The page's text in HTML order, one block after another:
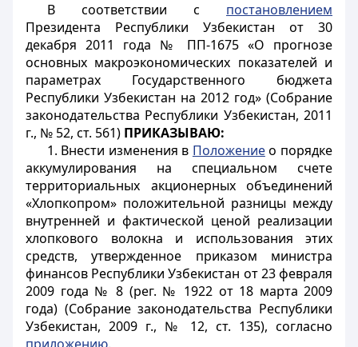
В соответствии с постановлением
Президента Республики Узбекистан от 30
декабря 2011 года № ПП-1675 «О прогнозе
основных макроэкономических показателей и
параметрах Государственного бюджета
Республики Узбекистан на 2012 год» (Собрание
законодательства Республики Узбекистан, 2011
г., № 52, ст. 561) ПРИКАЗЫВАЮ:
1. Внести изменения в Положениео порядке
аккумулирования на специальном счете
территориальных акционерных объединений
«Хлопкопром» положительной разницы между
внутренней и фактической ценой реализации
хлопкового волокна и использования этих
средств, утвержденное приказом министра
финансов Республики Узбекистан от 23 февраля
2009 года № 8 (рег. № 1922 от 18 марта 2009
года) (Собрание законодательства Республики
Узбекистан, 2009 г., № 12, ст. 135), согласно